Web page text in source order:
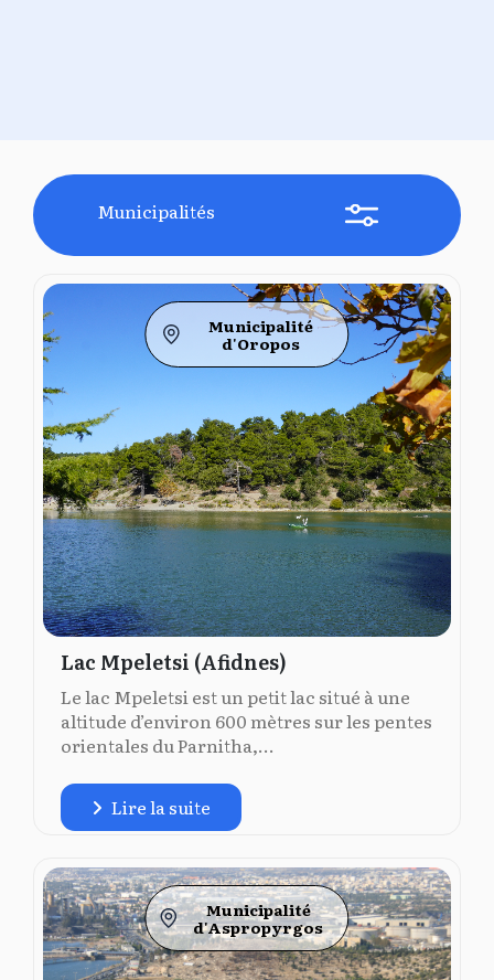
Municipalités
Municipalité
d'Oropos
Lac Mpeletsi (Afidnes)
Le lac Mpeletsi est un petit lac situé à une
altitude d’environ 600 mètres sur les pentes
orientales du Parnitha,...
Lire la suite
Municipalité
d'Aspropyrgos